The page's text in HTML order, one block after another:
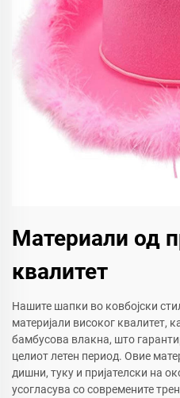
Материали од
квалитет
Нашите шапки во ковбојски
материјали високог квалитет,
бамбусова влакна, што
целиот летен период. Овие
дишни, туку и пријателски на
усогласува со современите